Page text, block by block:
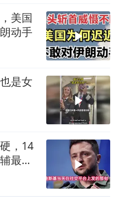
美国
动手
是女
，14
最缺